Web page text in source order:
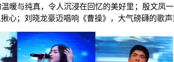
暖与纯真，令人沉浸在回忆的美好里；殷文凤
；刘晓龙豪迈唱响《曹操》，大气磅礴的歌声